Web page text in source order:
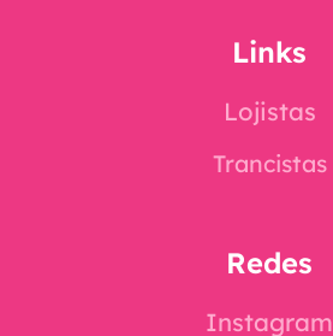
Links
Lojistas
Trancistas
Redes
Instagram